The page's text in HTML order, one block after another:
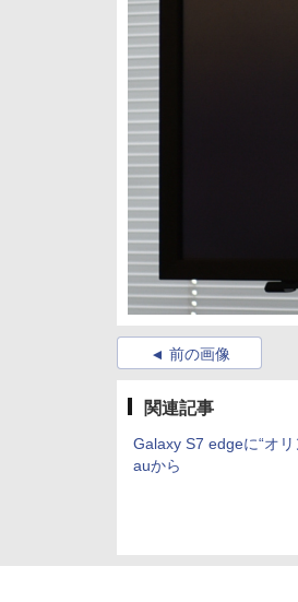
前の画像
関連記事
Galaxy S7 edgeに“オ
auから